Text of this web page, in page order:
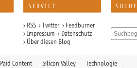
SERVICE
› RSS ›Twitter › Feedburner
›Impressum › Datenschutz
› Über diesen Blog
SUCHE
Paid Content Silicon Valley Technologie